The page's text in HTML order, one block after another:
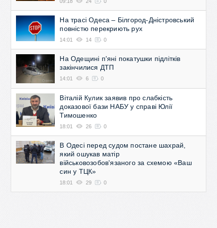
На трасі Одеса – Білгород-Дністровський
повністю перекриють рух
14:01 14 0
На Одещині п'яні покатушки підлітків
закінчилися ДТП
14:01 6 0
Віталій Кулик заявив про слабкість
доказової бази НАБУ у справі Юлії
Тимошенко
18:01 26 0
В Одесі перед судом постане шахрай,
який ошукав матір
військовозобов'язаного за схемою «Ваш
син у ТЦК»
18:01 29 0